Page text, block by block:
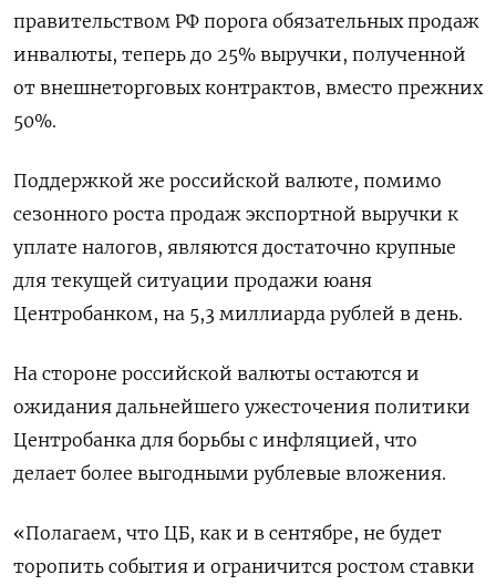
правительством РФ порога обязательных продаж
инвалюты, теперь до 25% выручки, полученной
от внешнеторговых контрактов, вместо прежних
50%.
Поддержкой же российской валюте, помимо
сезонного роста продаж экспортной выручки к
уплате налогов, являются достаточно крупные
для текущей ситуации продажи юаня
Центробанком, на 5,3 миллиарда рублей в день.
На стороне российской валюты остаются и
ожидания дальнейшего ужесточения политики
Центробанка для борьбы с инфляцией, что
делает более выгодными рублевые вложения.
«Полагаем, что ЦБ, как и в сентябре, не будет
торопить события и ограничится ростом ставки